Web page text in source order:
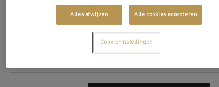
1 tuintafel: 280(340)×100×77 cm
8 tuinstoelen: 70×56×80 cm
De afbeelding is alleen ter illustratie.
Alles afwijzen Alle cookies accepteren
Cookie-instellingen